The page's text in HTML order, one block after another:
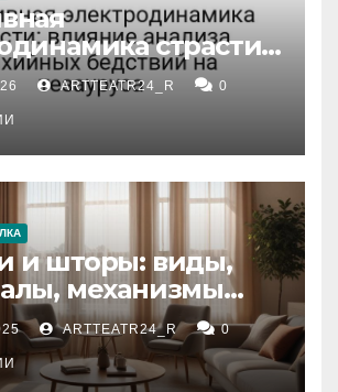
страсти:
анализа
бедствий на
ARTTEATR24_R 0
и шторы: виды,
механизмы
и уход
ARTTEATR24_R 0